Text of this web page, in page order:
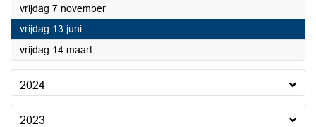
vrijdag 7 november2025
vrijdag 13 juni2025
vrijdag 14 maart2025
2024
2023